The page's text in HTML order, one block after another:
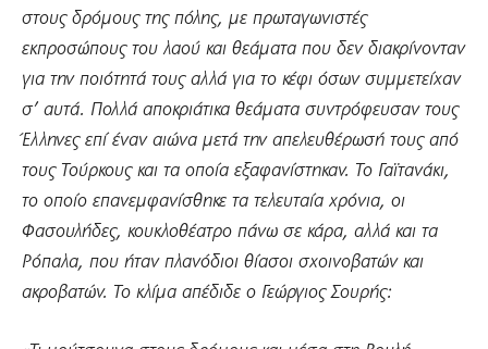
στους δρόμους της πόλης, με πρωταγωνιστές
εκπροσώπους του λαού και θεάματα που δεν διακρίνονταν
για την ποιότητά τους αλλά για το κέφι όσων συμμετείχαν
σ’ αυτά. Πολλά αποκριάτικα θεάματα συντρόφευσαν τους
Έλληνες επί έναν αιώνα μετά την απελευθέρωσή τους από
τους Τούρκους και τα οποία εξαφανίστηκαν. Το Γαϊτανάκι,
το οποίο επανεμφανίσθηκε τα τελευταία χρόνια, οι
Φασουλήδες, κουκλοθέατρο πάνω σε κάρα, αλλά και τα
Ρόπαλα, που ήταν πλανόδιοι θίασοι σχοινοβατών και
ακροβατών. Το κλίμα απέδιδε ο Γεώργιος Σουρής: